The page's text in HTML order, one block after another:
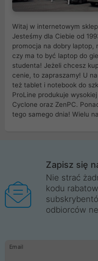
Witaj w internetowym
Jesteśmy dla Ciebie od
promocja na dobry laptop,
czy ma to być laptop do
studenta! Jeżeli chcesz
cenie, to zapraszamy! U
też tablet i notebook do
ProLine produkuje
Cyclone oraz ZenPC.
tego samego dnia! Wielu
Wrocław, Poznań,
Trzebnica, Opole. Szybka i
ProLine to polska firma ze
legalnie i płacimy podatki
główną w Mirkowie oraz
komunikacja ze sklepem
danych osobowych.
ProLine to czysta
Zapisz się
Nie strać
kodu
odbiorców
Email